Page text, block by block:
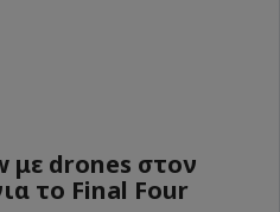
με drones στον
το Final Four